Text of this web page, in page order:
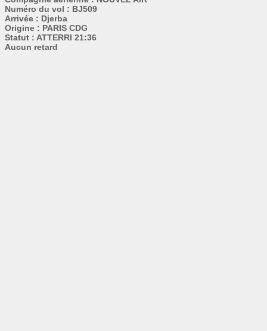
Numéro du vol : BJ509
Arrivée : Djerba
Origine : PARIS CDG
Statut : ATTERRI 21:36
Aucun retard